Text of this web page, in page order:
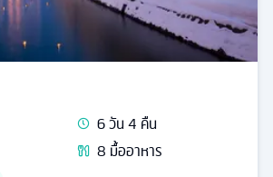
6วัน4 คืน
8 มื้ออาหาร